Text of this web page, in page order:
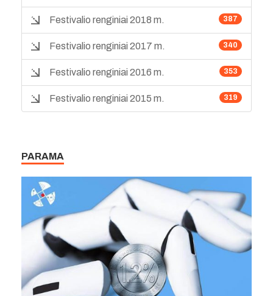
387
Festivalio renginiai 2018 m.
340
Festivalio renginiai 2017 m.
353
Festivalio renginiai 2016 m.
319
Festivalio renginiai 2015 m.
PARAMA